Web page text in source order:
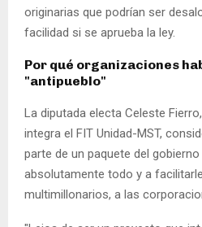
originarias que podrían ser
facilidad si se aprueba la ley.
Por qué organizaciones
"antipueblo"
La diputada electa Celeste
integra el FIT Unidad-MST,
parte de un paquete del
absolutamente todo y a
multimillonarios, a las